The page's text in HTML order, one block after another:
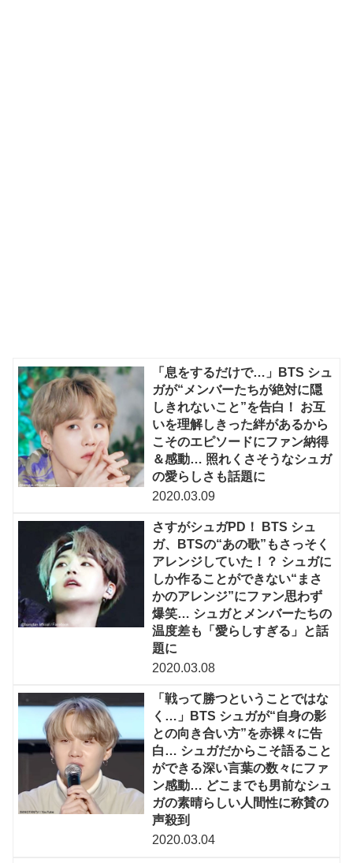
「息をするだけで…」BTS シュ
ガが“メンバーたちが絶対に隠
しきれないこと”を告白！ お互
いを理解しきった絆があるから
こそのエピソードにファン納得
＆感動… 照れくさそうなシュガ
の愛らしさも話題に
2020.03.09
さすがシュガPD！ BTS シュ
ガ、BTSの“あの歌”もさっそく
アレンジしていた！？ シュガに
しか作ることができない“まさ
かのアレンジ”にファン思わず
爆笑… シュガとメンバーたちの
温度差も「愛らしすぎる」と話
題に
2020.03.08
「戦って勝つということではな
く…」BTS シュガが“自身の影
との向き合い方”を赤裸々に告
白… シュガだからこそ語ること
ができる深い言葉の数々にファ
ン感動… どこまでも男前なシュ
ガの素晴らしい人間性に称賛の
声殺到
2020.03.04